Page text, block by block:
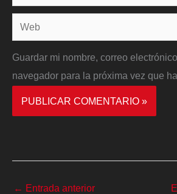
electrónico*
Web
Guardar mi nombre, correo
navegador para la próxima vez que
← Entrada anterior